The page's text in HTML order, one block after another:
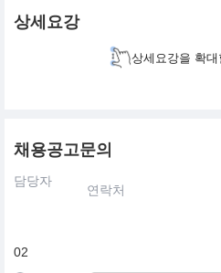
상세요강
상세요강을 확
채용공고문의
담당자
연락처
02